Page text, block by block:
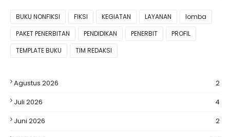
BUKU NONFIKSI FIKSI KEGIATAN LAYANAN
lomba
PAKET PENERBITAN
PENDIDIKAN PENERBIT
PROFIL
TEMPLATE BUKU
TIM REDAKSI
Agustus 2026
2
Juli 2026
4
Juni 2026
2